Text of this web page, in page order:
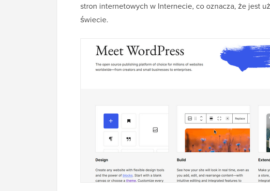
stron internetowych w Internecie, co oznacza, że jest
świecie.